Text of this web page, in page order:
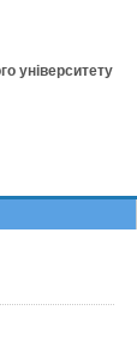
університету